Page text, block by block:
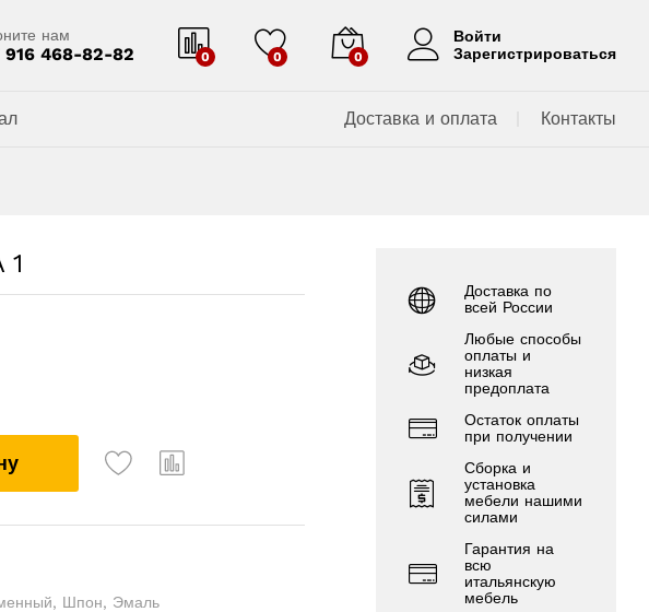
нам
916 468-82-82 0 0 0
Войти
Зарегистрироваться
Доставка и оплата Контакты
1
, Шпон, Эмаль
Доставка по
всей России
Любые способы
оплаты и
низкая
предоплата
Остаток оплаты
при получении
Сборка и
установка
мебели нашими
силами
Гарантия на
всю
итальянскую
мебель